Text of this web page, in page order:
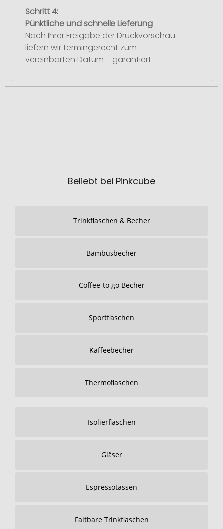
Schritt 4:
Pünktliche und schnelle Lieferung
Nach Ihrer Freigabe der Druckvorschau
liefern wir termingerecht zum
vereinbarten Datum – garantiert.
Beliebt bei Pinkcube
Trinkflaschen & Becher
Bambusbecher
Coffee-to-go Becher
Sportflaschen
Kaffeebecher
Thermoflaschen
Isolierflaschen
Gläser
Espressotassen
Faltbare Trinkflaschen